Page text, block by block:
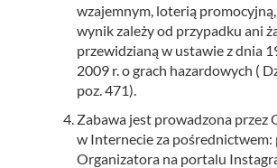
wzajemnym, loterią
wynik zależy od przypadku ani
przewidzianą w ustawie z dnia
2009 r. o grach hazardowych (
poz. 471).
Zabawa jest prowadzona przez
w Internecie za
Organizatora na portalu